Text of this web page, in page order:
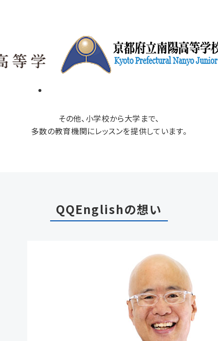
その他、小学校から大学まで、
多数の教育機関にレッスンを提供しています。
QQEnglishの想い